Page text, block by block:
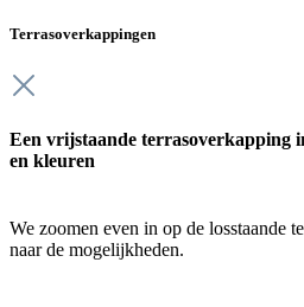
Terrasoverkappingen
Een vrijstaande terrasoverkapping
en kleuren
We zoomen even in op de losstaande
naar de mogelijkheden.